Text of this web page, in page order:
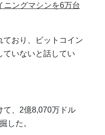
ニングマシンを6万台
ており、ビットコイン
ていないと話してい
て、2億8,070万ドル
した。